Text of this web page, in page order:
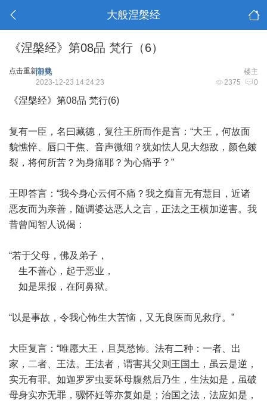
大般涅槃经
《涅槃经》第08品 梵行（6）
点击重新加载 楼主
阳光
2375 0
2023-12-23 14:24:23
《涅槃经》第08品 梵行(6)
复有一臣，名曰藏德，复往王所而作是言：“大王，何故面
貌憔悴、唇口干焦、音声微细？犹如怯人见大怨敌，颜色皴
裂，将何所苦？为身痛耶？为心痛乎？”
王即答言：“我今身心云何不痛？我之痴盲无有慧目，近诸
恶友而为亲善，随调婆达恶人之言，正法之王横加逆害。我
昔曾闻智人说偈：
“若于父母，佛及弟子，
生不善心，起于恶业，
如是果报，在阿鼻狱。
“以是事故，令我心怖生大苦恼，又无良医而见救疗。”
大臣复言：“唯愿大王，且莫愁怖。法有二种：一者、出
家，二者、王法。王法者，谓害其父则王国土，虽云是逆，
实无有罪。如迦罗罗虫要坏母腹然后乃生，生法如是，虽破
母身实亦无罪，骡怀妊等亦复如是；治国之法，法应如是，